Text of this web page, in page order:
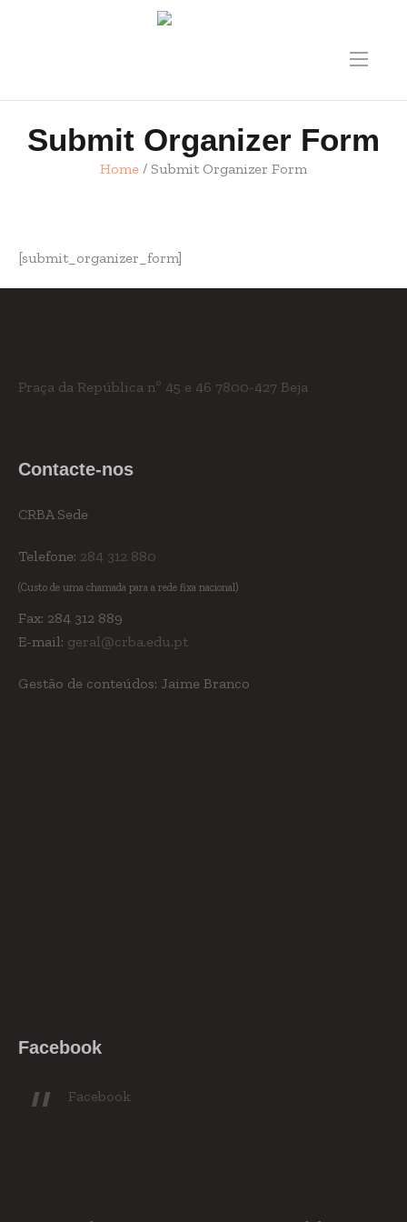
Submit Organizer Form
Home / Submit Organizer Form
[submit_organizer_form]
Praça da República nº 45 e 46 7800-427 Beja
Contacte-nos
CRBA Sede
Telefone: 284 312 880
(Custo de uma chamada para a rede fixa nacional)
Fax: 284 312 889
E-mail: geral@crba.edu.pt
Gestão de conteúdos: Jaime Branco
Facebook
Facebook